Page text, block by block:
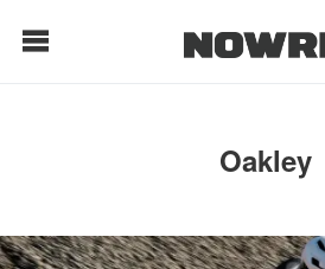
每日鲜榨
现客视点
Oakley